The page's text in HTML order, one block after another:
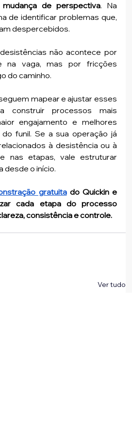
mudança de perspectiva. Na
de identificar problemas que,
despercebidos.
não acontece por
na vaga, mas por fricções
do caminho.
mapear e ajustar esses
construir processos mais
engajamento e melhores
funil. Se a sua operação já
à desistência ou à
nas etapas, vale estruturar
desde o início.
gratuita do Quickin e
cada etapa do processo
consistência e controle.
Ver tudo